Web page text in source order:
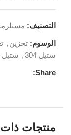
التصنيف:
الوسوم: تخزين ,
ستيل 304
, ستيل
Share:
منتجات